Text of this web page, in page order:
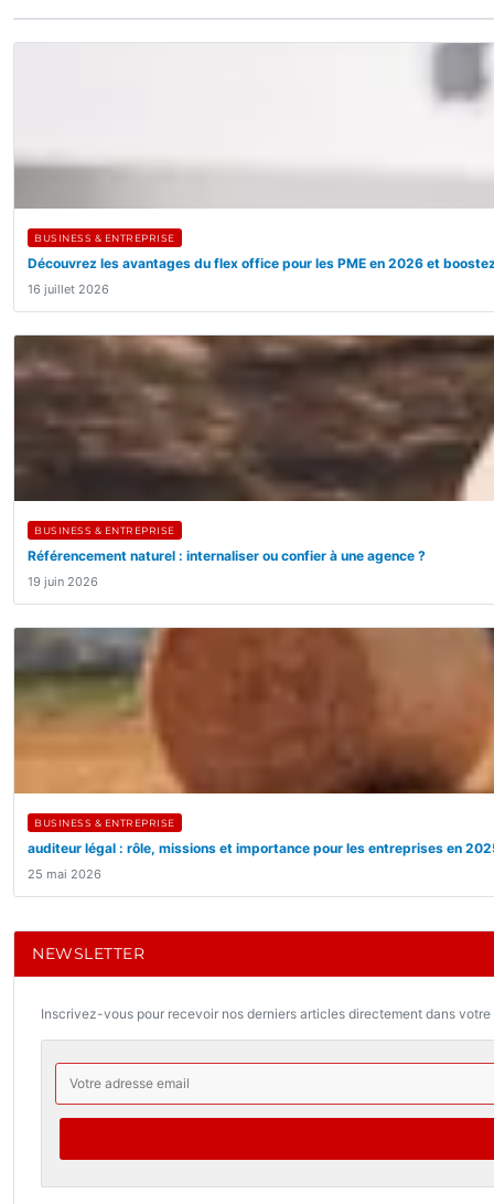
BUSINESS & ENTREPRISE
Découvrez les avantages du flex office pour les PME en 2026 et
16 juillet 2026
BUSINESS & ENTREPRISE
Référencement naturel : internaliser ou confier à une agence ?
19 juin 2026
BUSINESS & ENTREPRISE
auditeur légal : rôle, missions et importance pour les entreprises en
25 mai 2026
NEWSLETTER
Inscrivez-vous pour recevoir nos derniers articles directement dans votre